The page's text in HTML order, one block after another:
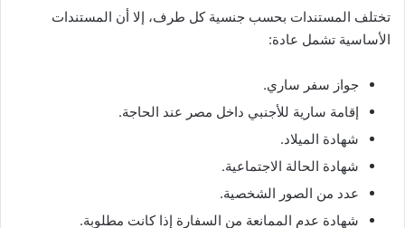
تختلف المستندات بحسب جنسية كل طرف، إلا أن المستندات
الأساسية تشمل عادة:
جواز سفر ساري.
إقامة سارية للأجنبي داخل مصر عند الحاجة.
شهادة الميلاد.
شهادة الحالة الاجتماعية.
عدد من الصور الشخصية.
شهادة عدم الممانعة من السفارة إذا كانت مطلوبة.